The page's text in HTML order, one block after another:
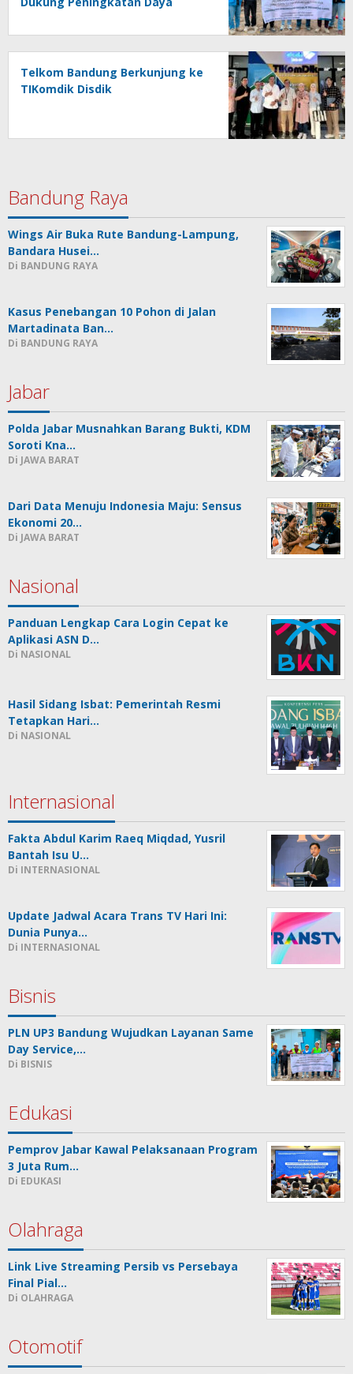
Republik Indonesia
Telkom Bandung Berkunjung ke
TIKomdik Disdik
Bandung Raya
Wings Air Buka Rute Bandung-Lampung,
Bandara Husei…
Di BANDUNG RAYA
Kasus Penebangan 10 Pohon di Jalan
Martadinata Ban…
Di BANDUNG RAYA
Jabar
Polda Jabar Musnahkan Barang Bukti, KDM
Soroti Kna…
Di JAWA BARAT
Dari Data Menuju Indonesia Maju: Sensus
Ekonomi 20…
Di JAWA BARAT
Nasional
Panduan Lengkap Cara Login Cepat ke
Aplikasi ASN D…
Di NASIONAL
Hasil Sidang Isbat: Pemerintah Resmi
Tetapkan Hari…
Di NASIONAL
Internasional
Fakta Abdul Karim Raeq Miqdad, Yusril
Bantah Isu U…
Di INTERNASIONAL
Update Jadwal Acara Trans TV Hari Ini:
Dunia Punya…
Di INTERNASIONAL
Bisnis
PLN UP3 Bandung Wujudkan Layanan Same
Day Service,…
Di BISNIS
Edukasi
Pemprov Jabar Kawal Pelaksanaan Program
3 Juta Rum…
Di EDUKASI
Olahraga
Link Live Streaming Persib vs Persebaya
Final Pial…
Di OLAHRAGA
Otomotif